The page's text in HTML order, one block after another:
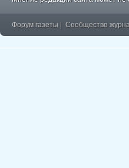
Форум газеты Сообщество
�